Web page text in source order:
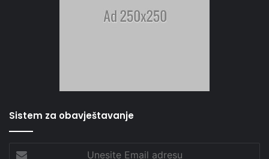
Sistem za obavještavanje